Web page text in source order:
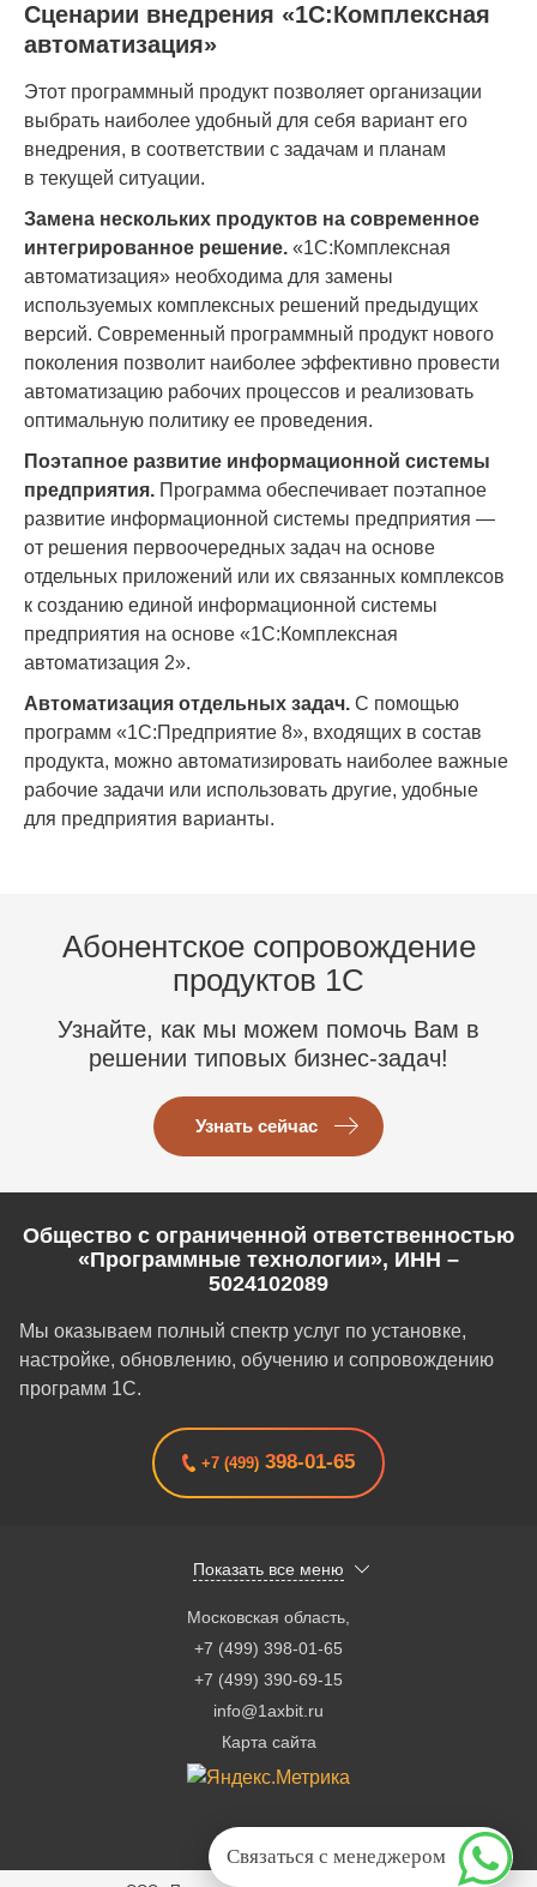
Связаться с менеджером
Сценарии внедрения «1С:Комплексная
автоматизация»
Этот программный продукт позволяет организации
выбрать наиболее удобный для себя вариант его
внедрения, в соответствии с задачам и планам
в текущей ситуации.
Замена нескольких продуктов на современное
интегрированное решение. «1С:Комплексная
автоматизация» необходима для замены
используемых комплексных решений предыдущих
версий. Современный программный продукт нового
поколения позволит наиболее эффективно провести
автоматизацию рабочих процессов и реализовать
оптимальную политику ее проведения.
Поэтапное развитие информационной системы
предприятия. Программа обеспечивает поэтапное
развитие информационной системы предприятия —
от решения первоочередных задач на основе
отдельных приложений или их связанных комплексов
к созданию единой информационной системы
предприятия на основе «1С:Комплексная
автоматизация 2».
Автоматизация отдельных задач. С помощью
программ «1С:Предприятие 8», входящих в состав
продукта, можно автоматизировать наиболее важные
рабочие задачи или использовать другие, удобные
для предприятия варианты.
Абонентское сопровождение
продуктов 1C
Узнайте, как мы можем помочь Вам в
решении типовых бизнес-задач!
Узнать сейчас
Общество с ограниченной ответственностью
«Программные технологии», ИНН –
5024102089
Мы оказываем полный спектр услуг по установке,
настройке, обновлению, обучению и сопровождению
программ 1С.
+7 (499) 398-01-65
Показать все меню
Московская область
+7 (499) 398-01-65
+7 (499) 390-69-15
info@1axbit.ru
Карта сайта